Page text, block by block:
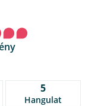
5
Hangulat